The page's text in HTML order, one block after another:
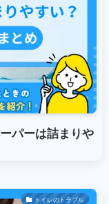
パーは詰まりや
トイレのトラブル